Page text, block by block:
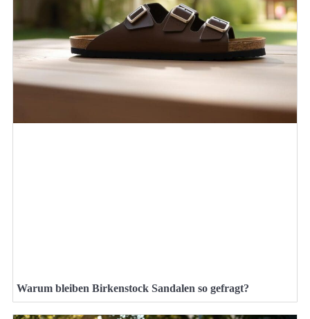
Warum bleiben Birkenstock Sandalen so gefragt?